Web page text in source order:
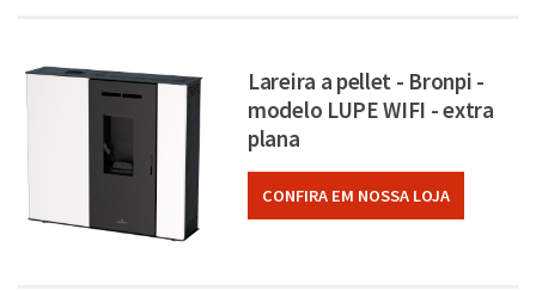
Lareira a pellet - Bronpi -
modelo LUPE WIFI - extra
plana
CONFIRA EM NOSSA LOJA